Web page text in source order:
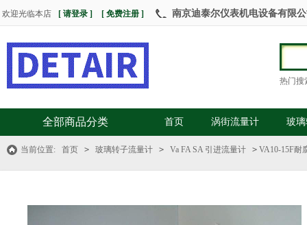
欢迎光临本店 [ 请登录 ] [ 免费注册 ] 南京迪泰尔仪表机电设备有限
热门搜
全部商品分类 首页 涡街流量计 玻
当前位置: 首页 > 玻璃转子流量计 > Va FA SA 引进流量计 > VA10-15F耐